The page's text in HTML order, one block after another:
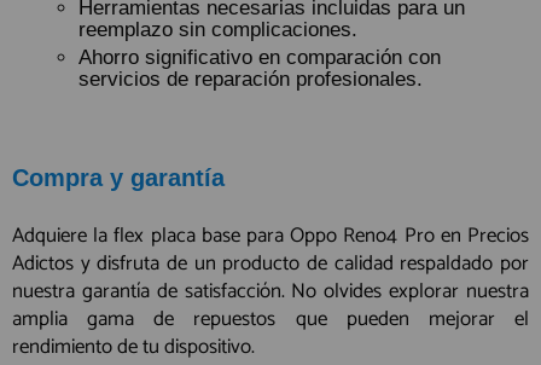
Herramientas necesarias incluidas para un
reemplazo sin complicaciones.
Ahorro significativo en comparación con
servicios de reparación profesionales.
Compra y garantía
Adquiere la flex placa base para Oppo Reno4 Pro en Precios
Adictos y disfruta de un producto de calidad respaldado por
nuestra garantía de satisfacción. No olvides explorar nuestra
amplia gama de repuestos que pueden mejorar el
rendimiento de tu dispositivo.